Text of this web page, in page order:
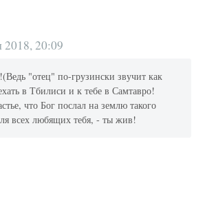
2018, 20:09
"отец" по-грузински звучит как
в Тбилиси и к тебе в Самтавро!
что Бог послал на землю такого
всех любящих тебя, - ты жив!